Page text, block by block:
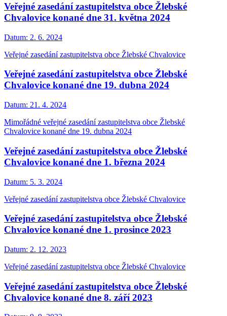
Veřejné zasedání zastupitelstva obce Žlebské
Chvalovice konané dne 31. května 2024
Datum: 2. 6. 2024
Veřejné zasedání zastupitelstva obce Žlebské Chvalovice
Veřejné zasedání zastupitelstva obce Žlebské
Chvalovice konané dne 19. dubna 2024
Datum: 21. 4. 2024
Mimořádné veřejné zasedání zastupitelstva obce Žlebské
Chvalovice konané dne 19. dubna 2024
Veřejné zasedání zastupitelstva obce Žlebské
Chvalovice konané dne 1. března 2024
Datum: 5. 3. 2024
Veřejné zasedání zastupitelstva obce Žlebské Chvalovice
Veřejné zasedání zastupitelstva obce Žlebské
Chvalovice konané dne 1. prosince 2023
Datum: 2. 12. 2023
Veřejné zasedání zastupitelstva obce Žlebské Chvalovice
Veřejné zasedání zastupitelstva obce Žlebské
Chvalovice konané dne 8. září 2023